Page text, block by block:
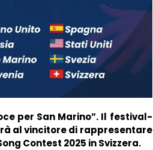
per San Marino”. Il festival-
al vincitore di rappresentare
Contest 2025 in Svizzera.